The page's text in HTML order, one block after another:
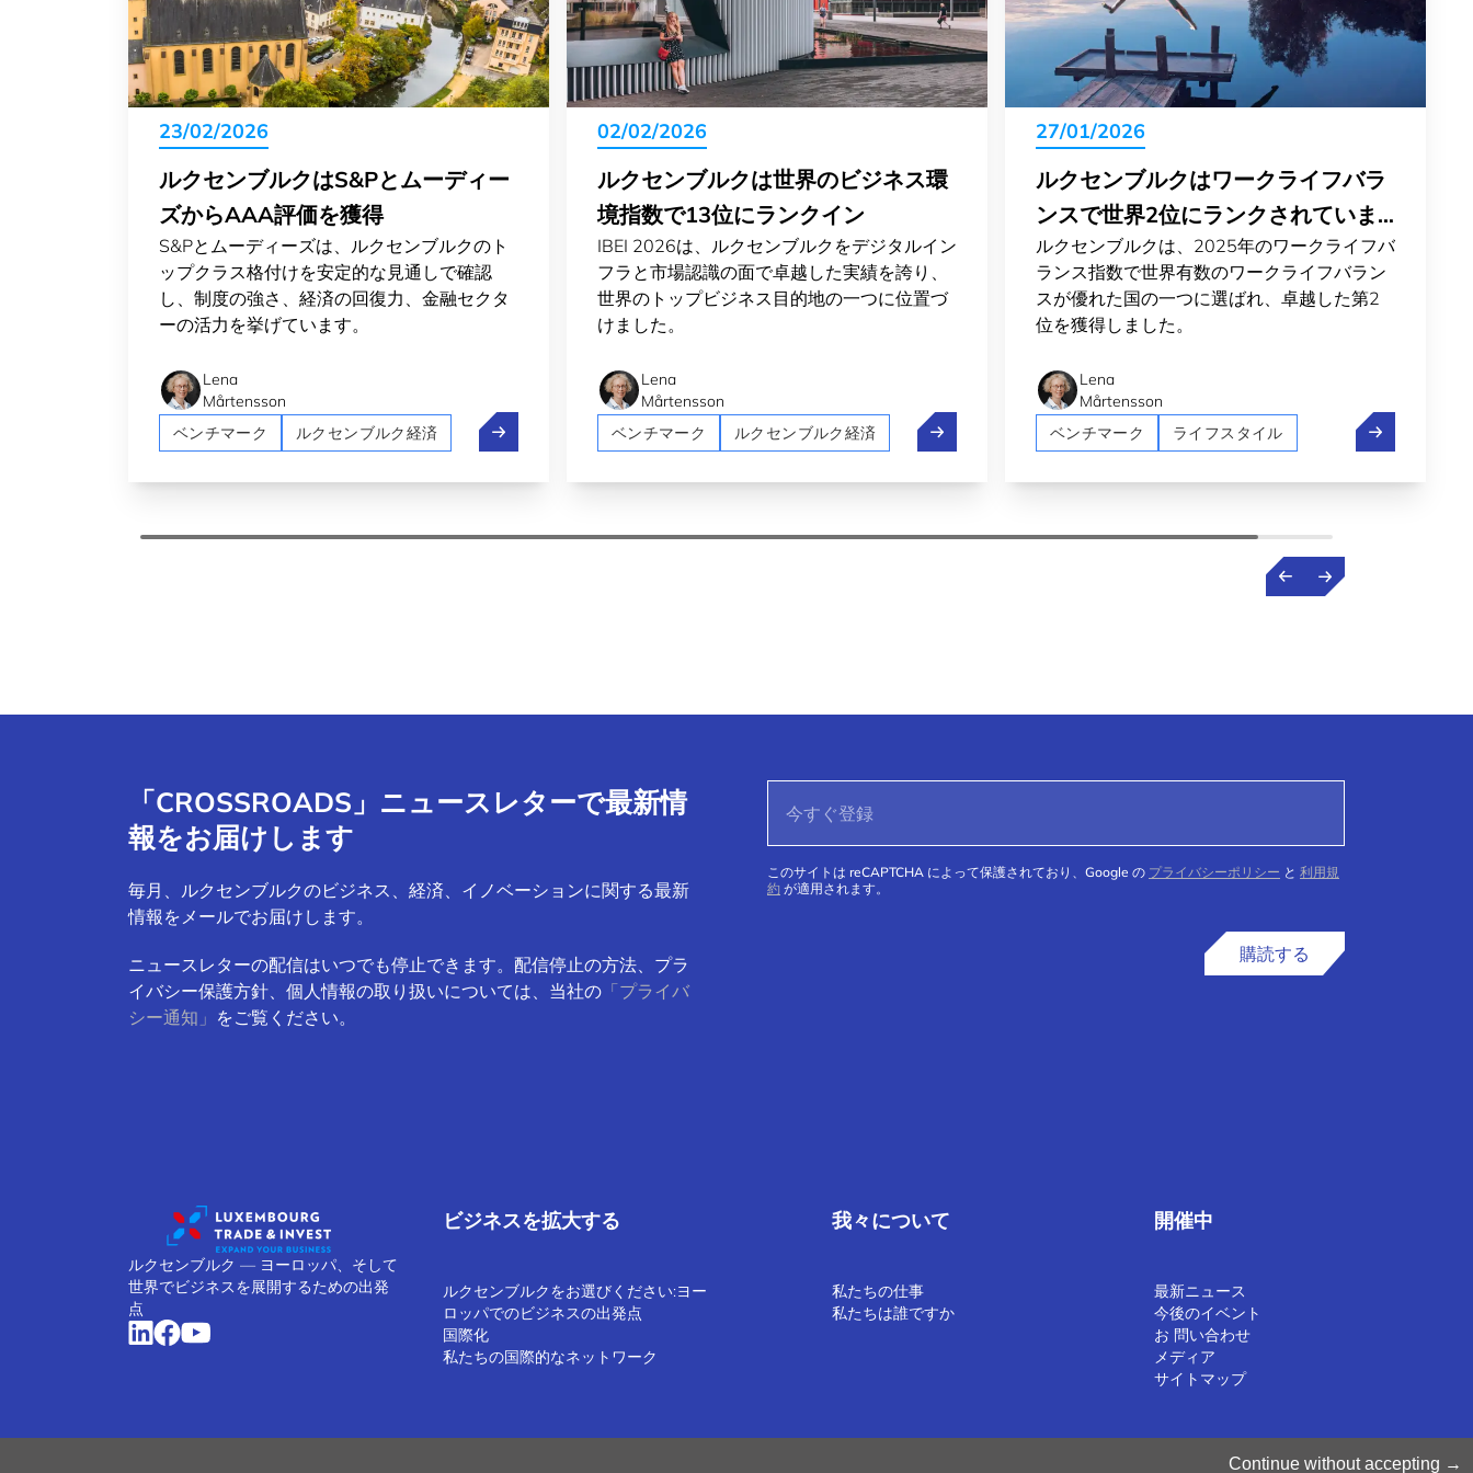
23/02/2026
ルクセンブルクはS&Pとムーディー
ズからAAA評価を獲得
S&Pとムーディーズは、ルクセンブルクのト
ップクラス格付けを安定的な見通しで確認
し、制度の強さ、経済の回復力、金融セクタ
ーの活力を挙げています。
Lena
Mårtensson
ベンチマーク
ルクセンブルク経済 ルクセンブルクはS&PとムーディーズからAAA評価を獲得
02/02/2026
ルクセンブルクは世界のビジネス環
境指数で13位にランクイン
IBEI 2026は、ルクセンブルクをデジタルイン
フラと市場認識の面で卓越した実績を誇り、
世界のトップビジネス目的地の一つに位置づ
けました。
Lena
Mårtensson
ベンチマーク
ルクセンブルク経済 ルクセンブルクは世界のビジネス環境指数で13位にランクイン
27/01/2026
ルクセンブルクはワークライフバラ
ンスで世界2位にランクされていま
す
ルクセンブルクは、2025年のワークライフバ
ランス指数で世界有数のワークライフバラン
スが優れた国の一つに選ばれ、卓越した第2
位を獲得しました。
Lena
Mårtensson
ベンチマーク
ライフスタイル ルクセンブル
「CROSSROADS」ニュースレターで最新情
報をお届けします
毎月、ルクセンブルクのビジネス、経済、イノベーションに関する最新
情報をメールでお届けします。
ニュースレターの配信はいつでも停止できます。配信停止の方法、プラ
イバシー保護方針、個人情報の取り扱いについては、当社の 「プライバ
シー通知」 をご覧ください。
このサイトは reCAPTCHA によって保護されており、Google の プライバシーポリシー と 利用規
約 が適用されます。
購読する
ルクセンブルク ― ヨーロッパ、そして
世界でビジネスを展開するための出発
点
ビジネスを拡大する
ルクセンブルクをお選びください:ヨー
ロッパでのビジネスの出発点
国際化
私たちの国際的なネットワーク
我々について
私たちの仕事
私たちは誰ですか
開催中
最新ニュース
今後のイベント
お 問い合わせ
メディア
サイトマップ
Continue without accepting